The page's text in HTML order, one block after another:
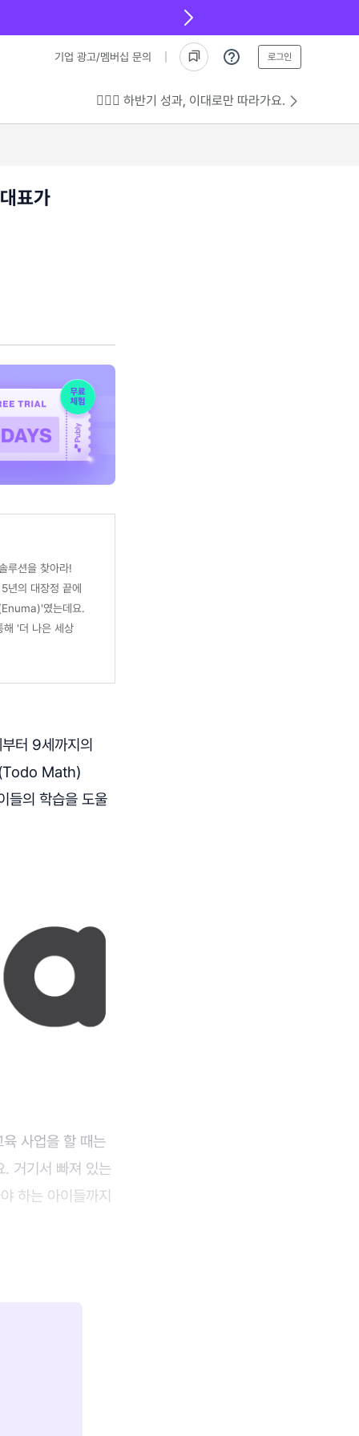
기업 광고/멤버십 문의 로그인
💁🏻‍♂️ 하반기 성과, 이대로만 따라가요.
표가
루션을 찾아라!
년의 대장정 끝에
였는데요.
해 '더 나은 세상
터 9세까지의
(Todo Math)
들의 학습을 도울
사업을 할 때는
. 거기서 빠져 있는
하는 아이들까지